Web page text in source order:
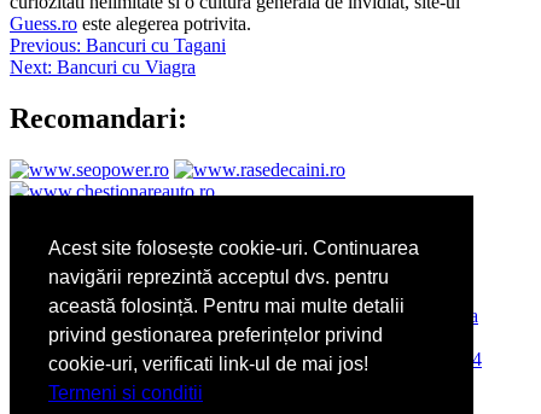
Acest site folosește cookie-uri. Continuarea
navigării reprezintă acceptul dvs. pentru
această folosință. Pentru mai multe detalii
privind gestionarea preferințelor privind
cookie-uri, verificati link-ul de mai jos!
Termeni si conditii
Guess.ro este alegerea potrivita.
Navigare
în
articole
Previous: Bancuri cu Tagani
Next: Bancuri cu Viagra
Recomandari:
Sarcina pe luni: